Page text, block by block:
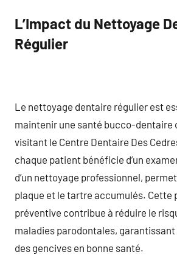
L’Impact du Nettoyage
Régulier
Le nettoyage dentaire régulier est
maintenir une santé bucco-dentaire
visitant le Centre Dentaire Des
chaque patient bénéficie d’un
d’un nettoyage professionnel,
plaque et le tartre accumulés. Cette
préventive contribue à réduire le
maladies parodontales,
des gencives en bonne santé.